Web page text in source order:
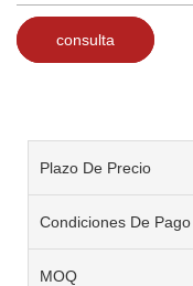
consulta
Plazo De Precio
Condiciones De Pago
MOQ